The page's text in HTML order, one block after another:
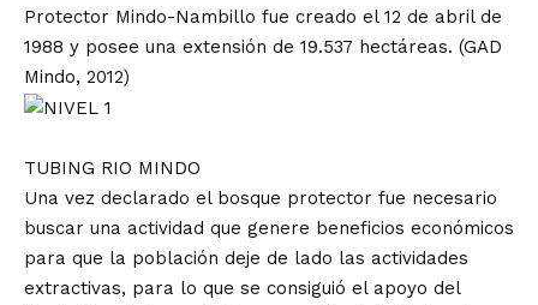
Protector Mindo-Nambillo fue creado el 12 de abril de
1988 y posee una extensión de 19.537 hectáreas. (GAD
Mindo, 2012)
TUBING RIO MINDO
Una vez declarado el bosque protector fue necesario
buscar una actividad que genere beneficios económicos
para que la población deje de lado las actividades
extractivas, para lo que se consiguió el apoyo del